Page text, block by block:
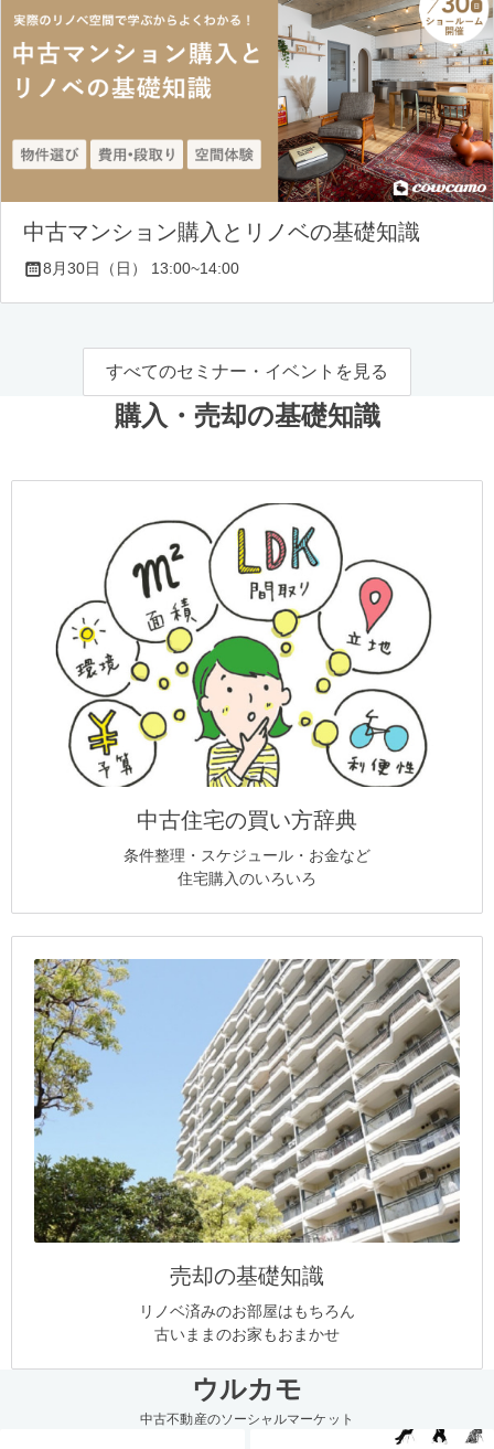
中古マンション購入とリノベの基礎知識
8月30日（日） 13:00~14:00
すべてのセミナー・イベントを見る
購入・売却の基礎知識
中古住宅の買い方辞典
条件整理・スケジュール・お金など
住宅購入のいろいろ
売却の基礎知識
リノベ済みのお部屋はもちろん
古いままのお家もおまかせ
ウルカモ
中古不動産のソーシャルマーケット